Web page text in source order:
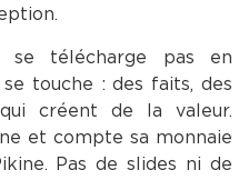
se télécharge pas en
touche : des faits, des
créent de la valeur.
et compte sa monnaie
Pas de slides ni de